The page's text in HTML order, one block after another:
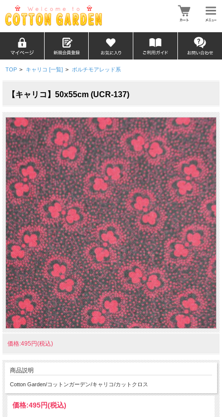
TOP > キャリコ [一覧] > ボルチモアレッド系
【キャリコ】50x55cm (UCR-137)
価格:495円(税込)
商品説明
Cotton Garden/コットンガーデン/キャリコ/カットクロス
価格:495円(税込)